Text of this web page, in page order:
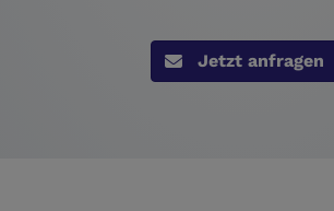
Jetzt anfragen